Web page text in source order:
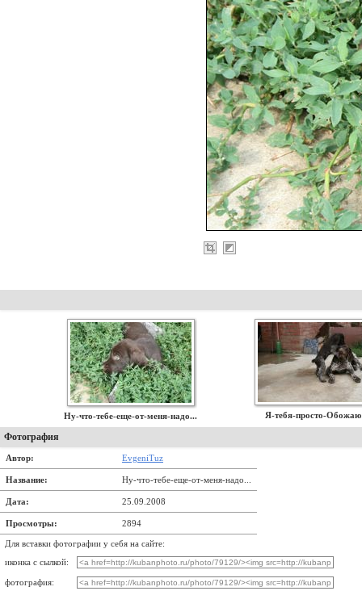
Ну-что-тебе-еще-от-меня-надо... Я-тебя-просто-
Фотография
Автор: EvgeniTuz
Название: Ну-что-тебе-еще-от-меня-надо...
Дата: 25.09.2008
Просмотры: 2894
Для вставки фотографии у себя на сайте:
иконка с сылкой:
фотография: